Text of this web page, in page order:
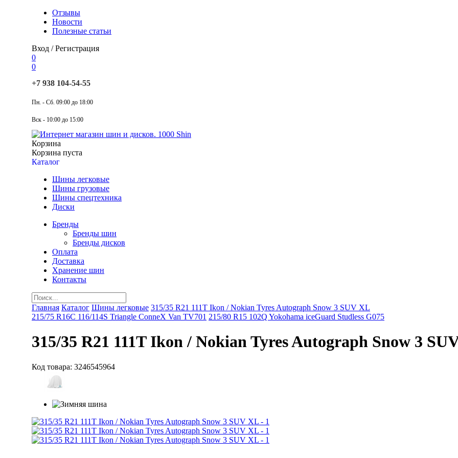
Отзывы
Новости
Полезные статьи
Вход /Регистрация
0
0
+7 938 104-54-55
Пн. - Сб. 09:00 до 18:00
Вск - 10:00 до 15:00
Корзина
Корзина пуста
Каталог
Шины легковые
Шины грузовые
Шины спецтехника
Диски
Бренды
Бренды шин
Бренды дисков
Оплата
Доставка
Хранение шин
Контакты
Главная Каталог Шины легковые 315/35 R21 111T Ikon / Nokian Tyres Autograph Snow 3 SUV XL
215/75 R16C 116/114S Triangle ConneX Van TV701 215/80 R15 102Q Yokohama iceGuard Studless G075
315/35 R21 111T Ikon / Nokian Tyres Autograph Snow 3
Код товара: 3246545964